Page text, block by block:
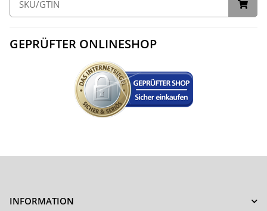
GEPRÜFTER ONLINESHOP
INFORMATION